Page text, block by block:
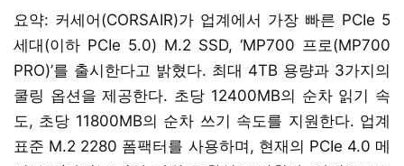
요약: 커세어(CORSAIR)가 업계에서 가장 빠른 PCIe 5
세대(이하 PCIe 5.0) M.2 SSD, ‘MP700 프로(MP700
PRO)’를 출시한다고 밝혔다. 최대 4TB 용량과 3가지의
쿨링 옵션을 제공한다. 초당 12400MB의 순차 읽기 속
도, 초당 11800MB의 순차 쓰기 속도를 지원한다. 업계
표준 M.2 2280 폼팩터를 사용하며, 현재의 PCIe 4.0 메